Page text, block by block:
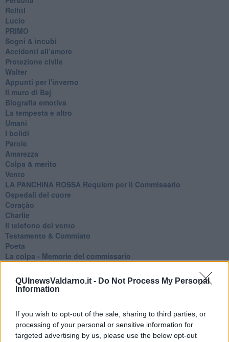
QUInewsValdarno.it - Do Not Process My Personal
Information
If you wish to opt-out of the sale, sharing to third parties, or
processing of your personal or sensitive information for
targeted advertising by us, please use the below opt-out
Relitti
Lucio
PRIMO
Sogni & incubi
Accidenti all’amore
Protezione civile
Walter
Appunti per l'inverno
Il muro di Baj
Biografia emotiva
La tempesta e altro
Umani
I bolidi
Parole
Amarezza
Colpa & merito
Vento
​LA PANCHINA ROSSA Requiem per il Commissario
Ospedali del cuore
Coraçào
Charlie
Il telefono del vento
Testamento & Commiato
Poeta
​La colpa - Memorie del commissario
Gracias a la vida
Somnium
O sonho de um prisioneiro
Memòrias
Sto qui